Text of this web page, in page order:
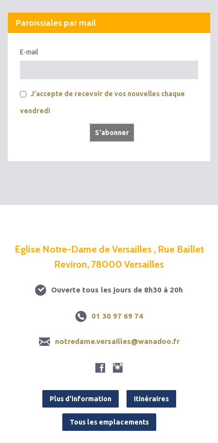
Paroissiales par mail
E-mail
J'accepte de recevoir de vos nouvelles chaque
vendredi
Eglise Notre-Dame de Versailles , Rue Baillet
Reviron, 78000 Versailles
Ouverte tous les jours de 8h30 à 20h
01 30 97 69 74
notredame.versailles@wanadoo.fr
Plus d'information Itinéraires
Tous les emplacements